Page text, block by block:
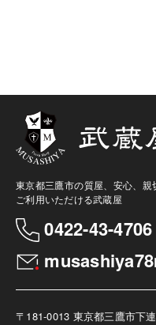
東京都三鷹市の質屋、安心、
ご利用いただける武蔵屋
0422-43-4706
〒181-0013 東京都三鷹市下